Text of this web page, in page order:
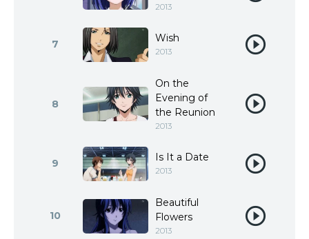
2013
7 Wish
2013
8
On the
Evening of
the Reunion
2013
9 Is It a Date
2013
10
Beautiful
Flowers
2013